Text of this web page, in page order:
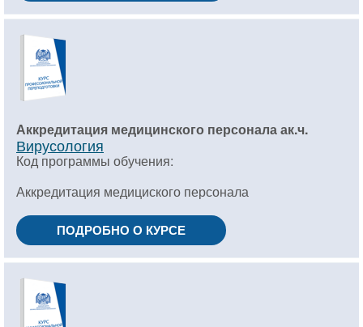
Аккредитация медицинского персонала ак.ч.
Вирусология
Код программы обучения:
Аккредитация медициского персонала
ПОДРОБНО О КУРСЕ